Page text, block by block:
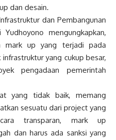
dan desain.
dan Pembangunan
mengungkapkan,
mark up yang terjadi pada
yang cukup besar,
pengadaan pemerintah
yang tidak baik, memang
sesuatu dari project yang
transparan, mark up
dan harus ada sanksi yang